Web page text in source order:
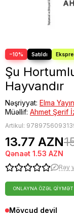
−10%
Şu
Hayvandır
Nəşriyyat: Elma
Müəllif: Ahmet Şerif
Artikul:
13.77 AZN
Qənaət 1.53 AZN
Rəy
ONLAYNA ÖZƏL QIYMƏT
Mövcud deyil